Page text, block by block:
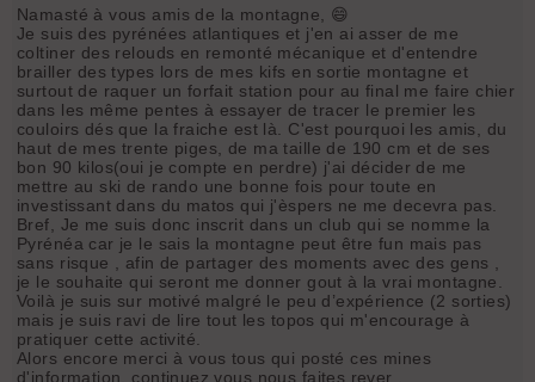
Namasté à vous amis de la montagne, 😄
Je suis des pyrénées atlantiques et j'en ai asser de me
coltiner des relouds en remonté mécanique et d'entendre
brailler des types lors de mes kifs en sortie montagne et
surtout de raquer un forfait station pour au final me faire chier
dans les même pentes à essayer de tracer le premier les
couloirs dés que la fraiche est là. C'est pourquoi les amis, du
haut de mes trente piges, de ma taille de 190 cm et de ses
bon 90 kilos(oui je compte en perdre) j'ai décider de me
mettre au ski de rando une bonne fois pour toute en
investissant dans du matos qui j'èspers ne me decevra pas.
Bref, Je me suis donc inscrit dans un club qui se nomme la
Pyrénéa car je le sais la montagne peut être fun mais pas
sans risque , afin de partager des moments avec des gens ,
je le souhaite qui seront me donner gout à la vrai montagne.
Voilà je suis sur motivé malgré le peu d’expérience (2 sorties)
mais je suis ravi de lire tout les topos qui m'encourage à
pratiquer cette activité.
Alors encore merci à vous tous qui posté ces mines
d'information, continuez vous nous faites rever .